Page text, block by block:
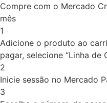
Compre com o Mercado
mês
1
Adicione o produto ao
pagar, selecione “Linha de
2
Inicie sessão no Mercado
3